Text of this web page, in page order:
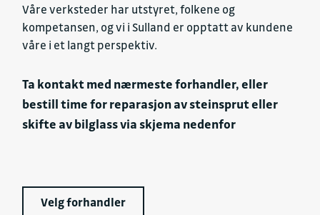
Våre verksteder har utstyret, folkene og
kompetansen, og vi i Sulland er opptatt av kundene
våre i et langt perspektiv.
Ta kontakt med nærmeste forhandler, eller
bestill time for reparasjon av steinsprut eller
skifte av bilglass via skjema nedenfor
Velg forhandler